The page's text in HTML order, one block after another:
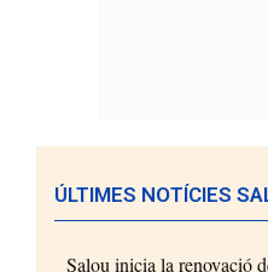
ÚLTIMES NOTÍCIES
Salou inicia la renovació